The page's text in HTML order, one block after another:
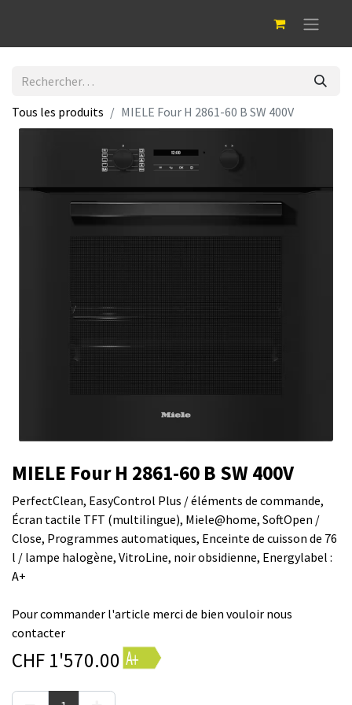
Tous les produits MIELE Four H 2861-60 B SW 400V
MIELE Four H 2861-60 B SW 400V
PerfectClean, EasyControl Plus / éléments de commande,
Écran tactile TFT (multilingue), Miele@home, SoftOpen /
Close, Programmes automatiques, Enceinte de cuisson de 76
l / lampe halogène, VitroLine, noir obsidienne, Energylabel :
A+
Pour commander l'article merci de bien vouloir nous
contacter
CHF 1'570.00